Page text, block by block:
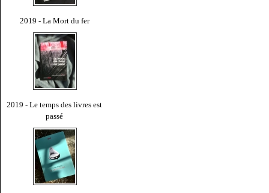
2019 - La Mort du fer
2019 - Le temps des livres est
passé